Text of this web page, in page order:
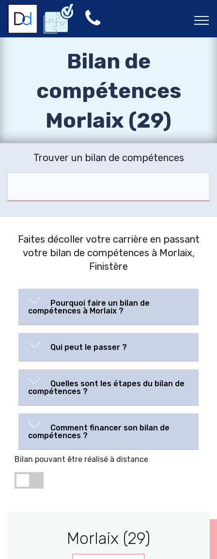
Bilan de
compétences
Morlaix (29)
Trouver un bilan de compétences
Faites décoller votre carrière en passant
votre bilan de compétences à Morlaix,
Finistère
Pourquoi faire un bilan de
compétences à Morlaix ?
Qui peut le passer ?
Quelles sont les étapes du bilan de
compétences ?
Comment financer son bilan de
compétences ?
Bilan pouvant être réalisé à distance
Morlaix (29)